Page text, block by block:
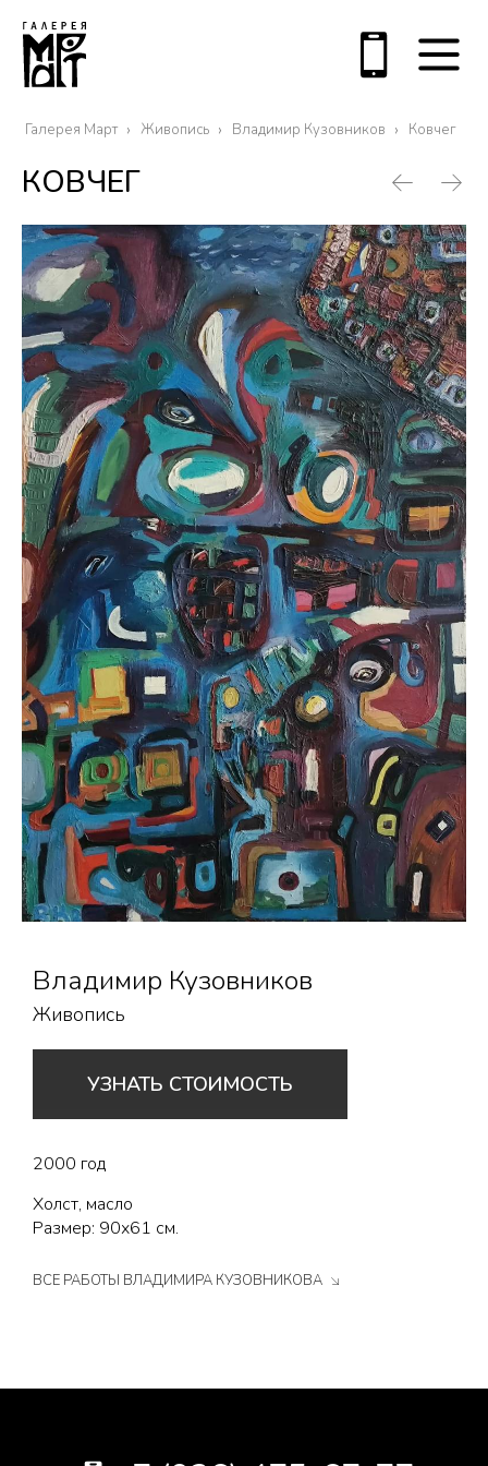
Галерея Март Живопись Владимир Кузовников Ковчег
КОВЧЕГ
Владимир Кузовников
Живопись
УЗНАТЬ СТОИМОСТЬ
2000 год
Холст, масло
Размер: 90х61 см.
ВСЕ РАБОТЫ ВЛАДИМИРА КУЗОВНИКОВА